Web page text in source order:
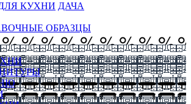
КУХНИ ДАЧА
ОБРАЗЦЫ